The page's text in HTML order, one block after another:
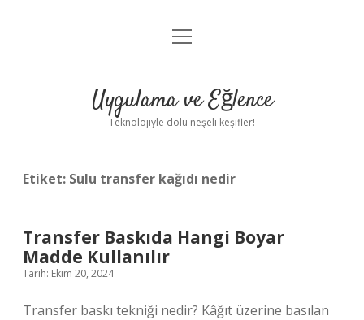
Anasayfa
Yasal Uyarı
menüyü
Uygulama ve Eğlence
Teknolojiyle dolu neşeli keşifler!
Etiket: Sulu transfer kağıdı nedir
Transfer Baskıda Hangi Boyar
Madde Kullanılır
Tarih: Ekim 20, 2024
Transfer baskı tekniği nedir? Kâğıt üzerine basılan